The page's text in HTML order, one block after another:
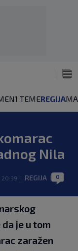
N1 TEMEREGIJA
Nila
20:39 REGIJA 0
je u tom
zaražen